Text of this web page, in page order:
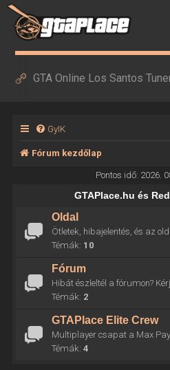
GTA Online Los Santos
GyIK
Fórum kezdőlap
Pontos idő: 2026.
GTAPlace.hu és
Oldal
Ötletek, hibajelentés, és az
Témák: 10
Fórum
Hibát észleltél a fórumon?
Témák: 2
GTAPlace Elite Crew
Multiplayer csapat a Max
Témák: 4